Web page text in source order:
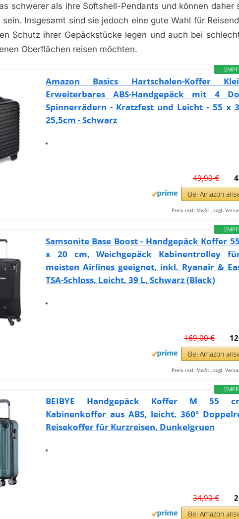
schwerer als ihre Softshell-Pendants und können daher
sein. Insgesamt sind sie jedoch eine gute Wahl für
Schutz ihrer Gepäckstücke legen und auch bei
Oberflächen reisen möchten.
Amazon Basics Hartschalen-Koffer
Erweiterbares ABS-Handgepäck mit 4
Spinnerrädern - Kratzfest und Leicht - 55 x
25,5cm - Schwarz
49,90 €
Bei Amazon
Preis inkl. MwSt., zzgl.
Samsonite Base Boost - Handgepäck Koffer
x 20 cm, Weichgepäck Kabinentrolley
meisten Airlines geeignet, inkl. Ryanair &
TSA-Schloss, Leicht, 39 L, Schwarz (Black)
169,00 €
Bei Amazon
Preis inkl. MwSt., zzgl.
BEIBYE Handgepäck Koffer M 55
Kabinenkoffer aus ABS, leicht, 360°
Reisekoffer für Kurzreisen, Dunkelgruen
34,90 €
Bei Amazon